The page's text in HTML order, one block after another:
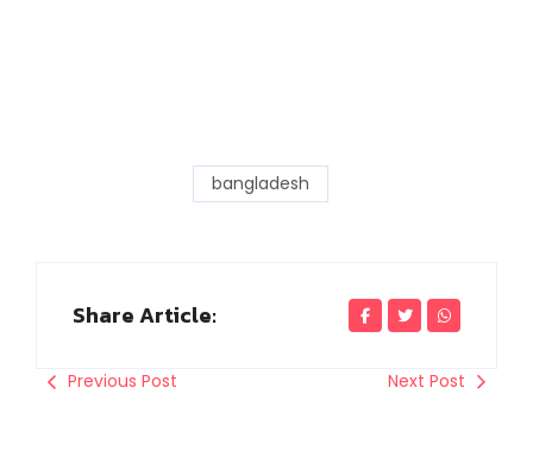
bangladesh
Share Article:
Previous Post Next Post